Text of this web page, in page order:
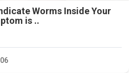
Worms Inside Your
is ..